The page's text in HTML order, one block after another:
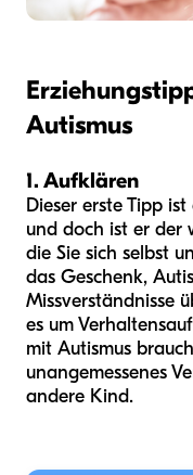
Autismus
1. Aufklären
Dieser erste Tipp
und doch ist er der
die Sie sich selbst
das Geschenk,
Missverständnisse
es um
mit Autismus
unangemessenes
andere Kind.